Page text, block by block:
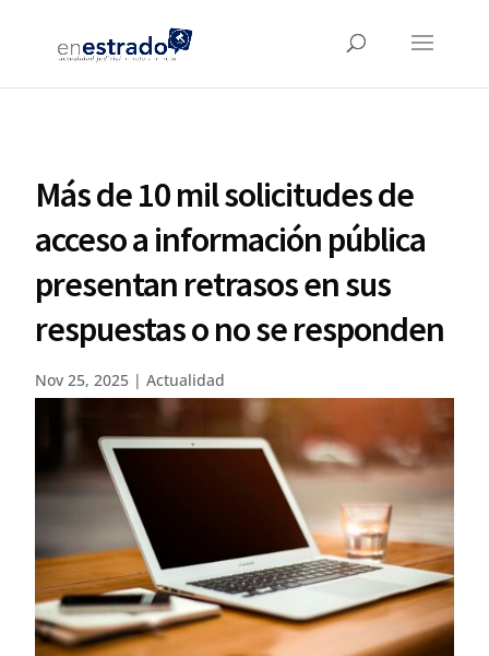
Más de 10 mil solicitudes de
acceso a información pública
presentan retrasos en sus
respuestas o no se responden
Nov 25, 2025 |Actualidad